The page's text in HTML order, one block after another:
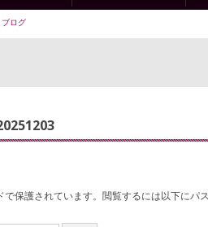
ブログ
で保護されています。閲覧するには以下にパ